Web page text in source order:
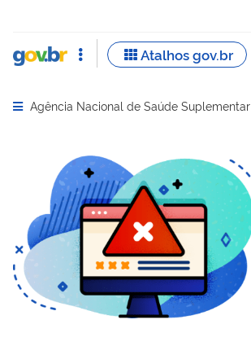
Abrir menu principal de navegação
Agência Nacional de Saúde Suplementar